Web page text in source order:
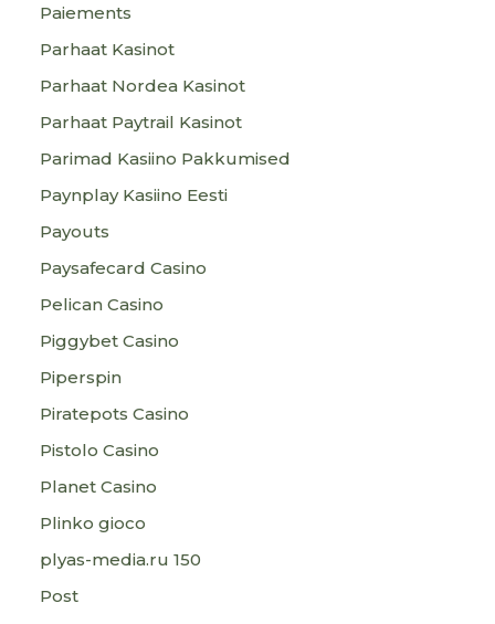
Paiements
Parhaat Kasinot
Parhaat Nordea Kasinot
Parhaat Paytrail Kasinot
Parimad Kasiino Pakkumised
Paynplay Kasiino Eesti
Payouts
Paysafecard Casino
Pelican Casino
Piggybet Casino
Piperspin
Piratepots Casino
Pistolo Casino
Planet Casino
Plinko gioco
plyas-media.ru 150
Post